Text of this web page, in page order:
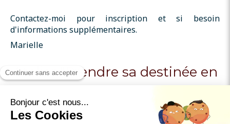
Contactez-moi pour inscription et si besoin
d'informations supplémentaires.
Marielle
Atelier "Prendre sa destinée en